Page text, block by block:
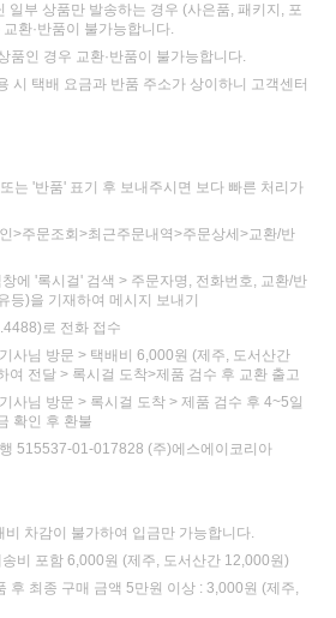
일부 상품만 발송하는 경우 (사은품, 패키지, 포
환·반품이 불가능합니다.
품인 경우 교환·반품이 불가능합니다.
시 택배 요금과 반품 주소가 상이하니 고객센터
는 '반품' 표기 후 보내주시면 보다 빠른 처리가
>주문조회>최근주문내역>주문상세>교환/반
에 '록시걸' 검색 > 주문자명, 전화번호, 교환/반
등)을 기재하여 메시지 보내기
로 전화 접수
사님 방문 > 택배비 6,000원 (제주, 도서산간
여 전달 > 록시걸 도착>제품 검수 후 교환 출고
사님 방문 > 록시걸 도착 > 제품 검수 후 4~5일
확인 후 환불
515537-01-017828 (주)에스에이코리아
차감이 불가하여 입금만 가능합니다.
비 포함 6,000원 (제주, 도서산간 12,000원)
후 최종 구매 금액 5만원 이상 : 3,000원 (제주,